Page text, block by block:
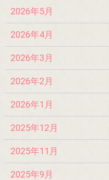
2026年5月
2026年4月
2026年3月
2026年2月
2026年1月
2025年12月
2025年11月
2025年9月